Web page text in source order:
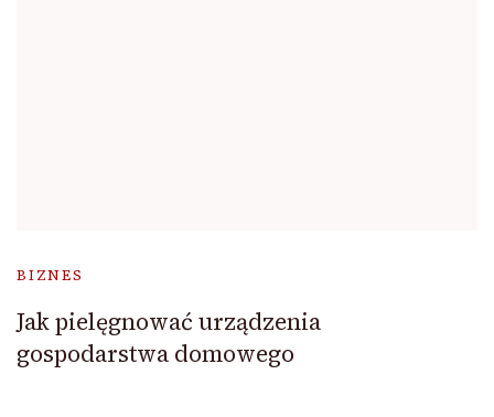
BIZNES
Jak pielęgnować urządzenia
gospodarstwa domowego